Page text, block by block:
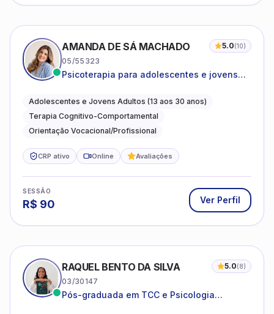
AMANDA DE SÁ MACHADO 5.0(10)
05/55323
Psicoterapia para adolescentes e jovens
autoestima, relações e orientação
profissional
Adolescentes e Jovens Adultos (13 aos 30 anos)
Terapia Cognitivo-Comportamental
Orientação Vocacional/Profissional
CRP ativo Online Avaliações
SESSÃO
R$ 90 Ver Perfil
RAQUEL BENTO DA SILVA 5.0(8)
03/30147
Pós-graduada em TCC e Psicologia